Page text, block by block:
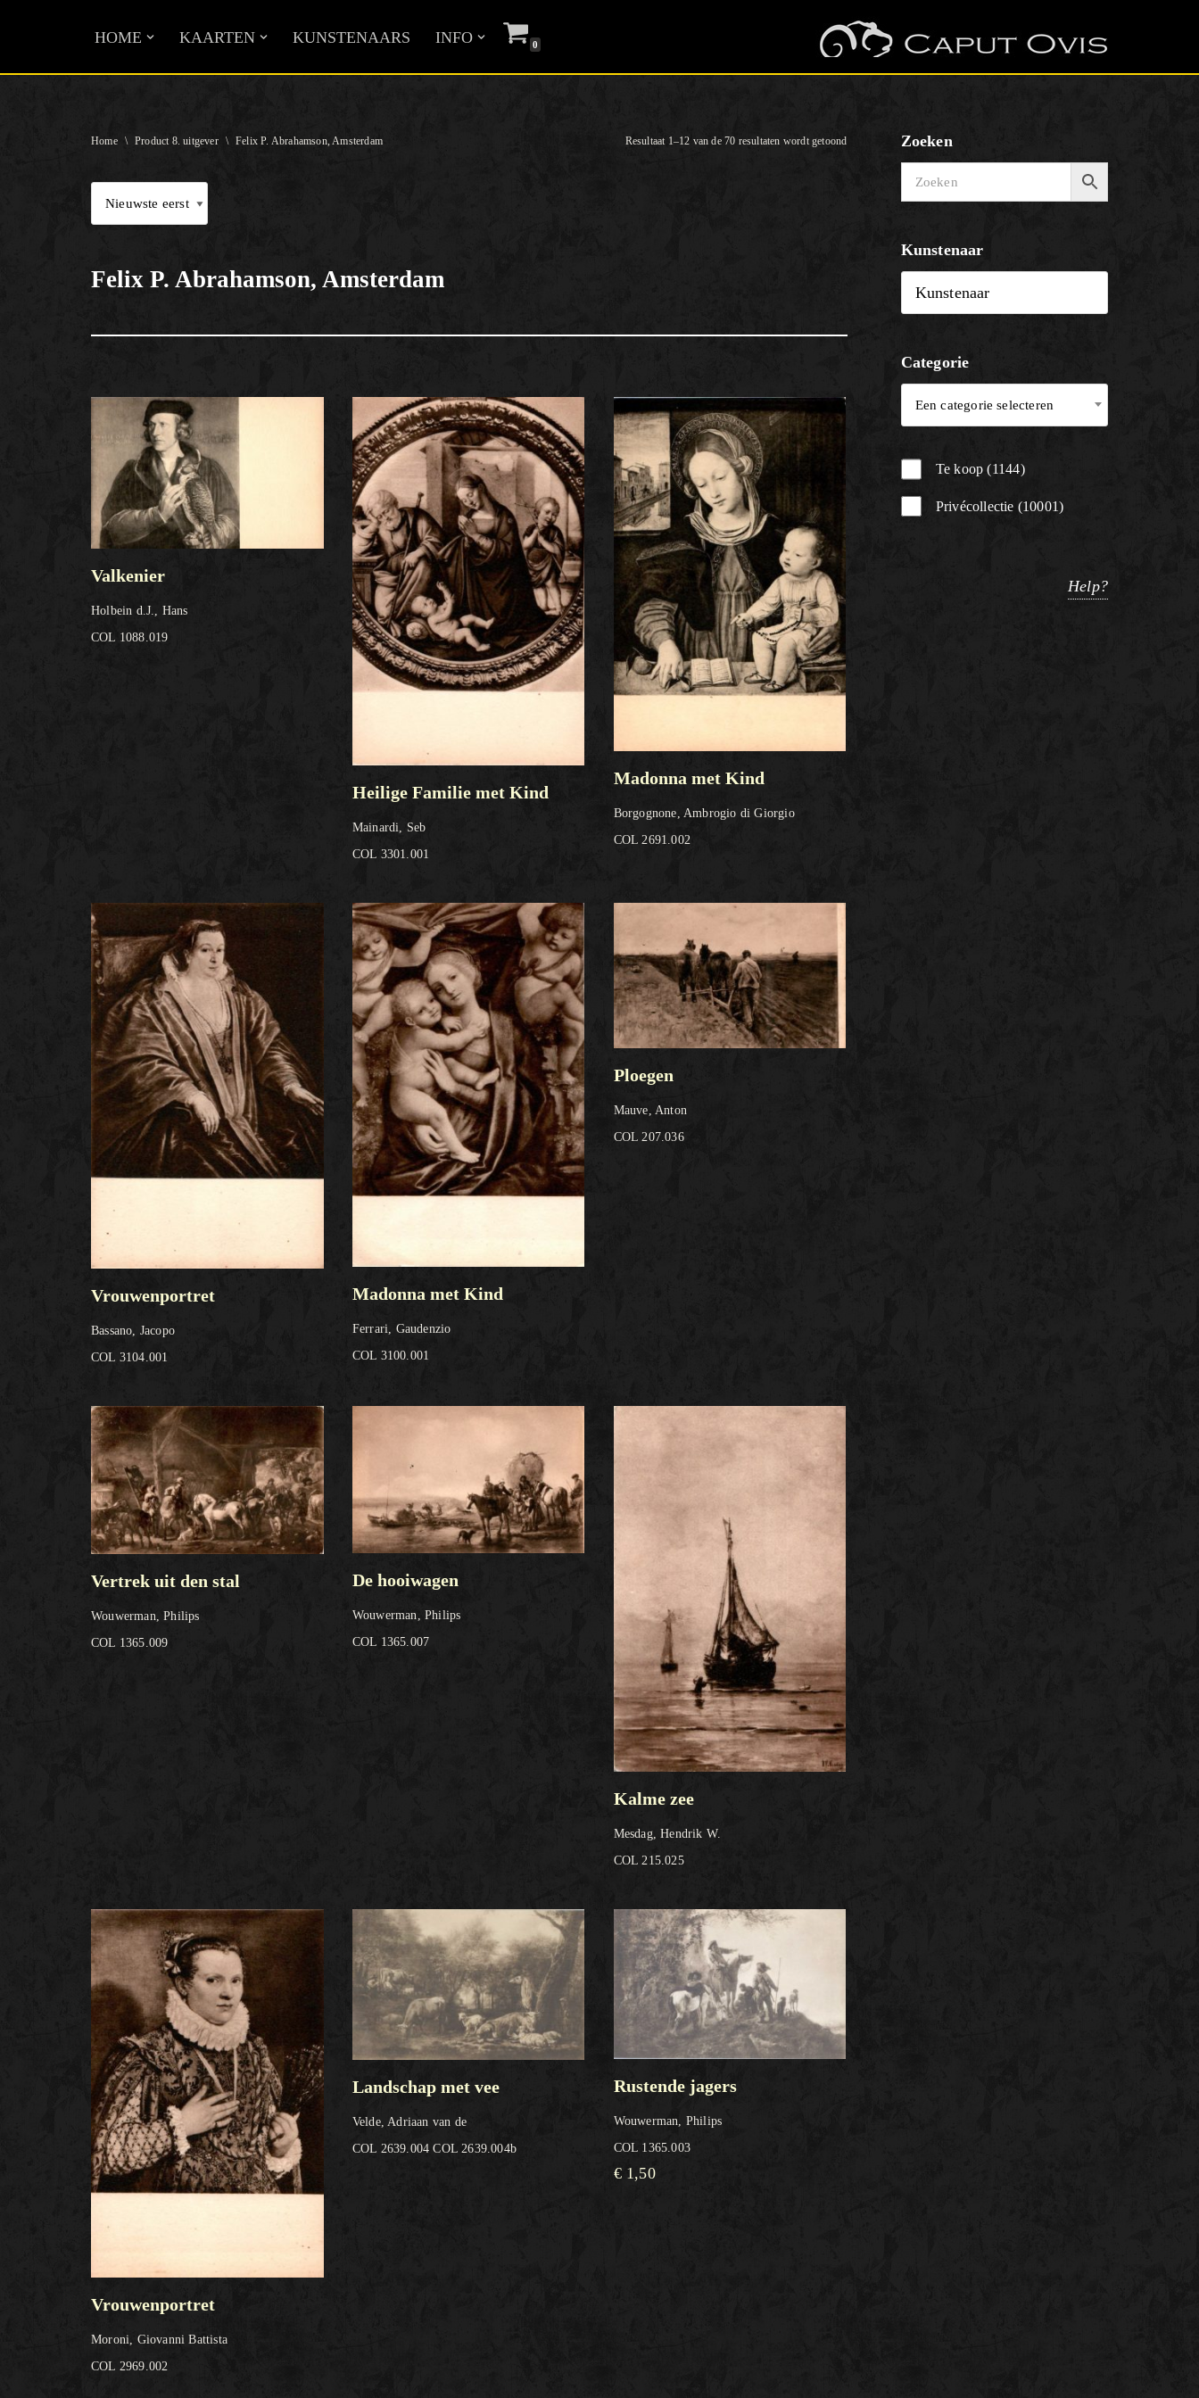
naar
HOME KAARTEN KUNSTENAARS INFO 0
Home \ Product 8. uitgever \ Felix P. Abrahamson, Amsterdam Resultaat 1–12 van de 70 resultaten wordt getoond
Felix P. Abrahamson, Amsterdam
Valkenier
Holbein d.J., Hans
COL 1088.019
Heilige Familie met Kind
Mainardi, Seb
COL 3301.001
Madonna met Kind
Borgognone, Ambrogio di Giorgio
COL 2691.002
Vrouwenportret
Bassano, Jacopo
COL 3104.001
Madonna met Kind
Ferrari, Gaudenzio
COL 3100.001
Ploegen
Mauve, Anton
COL 207.036
Vertrek uit den stal
Wouwerman, Philips
COL 1365.009
De hooiwagen
Wouwerman, Philips
COL 1365.007
Kalme zee
Mesdag, Hendrik W.
COL 215.025
Vrouwenportret
Moroni, Giovanni Battista
COL 2969.002
Landschap met vee
Velde, Adriaan van de
COL 2639.004 COL 2639.004b
Rustende jagers
Wouwerman, Philips
COL 1365.003
€1,50
Zoeken
Kunstenaar
Categorie
Een categorie selecteren
Te koop 1144
Privécollectie 10001
Help?